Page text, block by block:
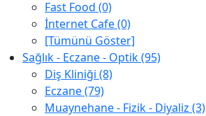
Fast Food (0)
İnternet Cafe (0)
[Tümünü Göster]
Sağlık - Eczane - Optik (95)
Diş Kliniği (8)
Eczane (79)
Muaynehane - Fizik - Diyaliz (3)